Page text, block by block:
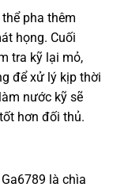
pha thêm
họng. Cuối
tra kỹ lại mỏ,
để xử lý kịp thời
nước kỹ sẽ
hơn đối thủ.
là chìa